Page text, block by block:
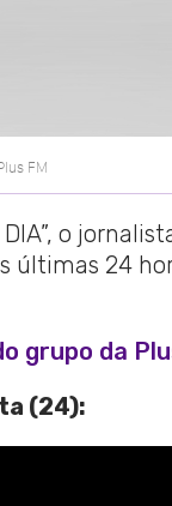
FM
o
24
grupo da
(24):